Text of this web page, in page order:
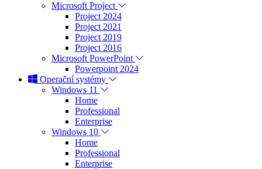
Microsoft Project
Project 2024
Project 2021
Project 2019
Project 2016
Microsoft PowerPoint
Powerpoint 2024
Operační systémy
Windows 11
Home
Professional
Enterprise
Windows 10
Home
Professional
Enterprise